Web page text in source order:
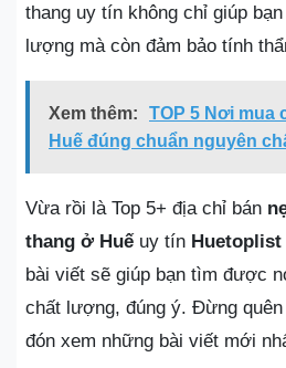
thang uy tín không chỉ giúp
lượng mà còn đảm bảo tính
Xem thêm:
TOP 5 Nơi mua
Huế đúng chuẩn nguyên
Vừa rồi là Top 5+ địa chỉ bán
thang ở Huếuy tín Huetoplist
bài viết sẽ giúp bạn tìm được
chất lượng, đúng ý. Đừng
đón xem những bài viết mới